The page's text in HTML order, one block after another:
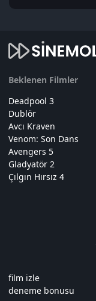
Beklenen Filmler
Deadpool 3
Dublör
Avcı Kraven
Venom: Son Dans
Avengers 5
Gladyatör 2
Çılgın Hırsız 4
film izle
deneme bonusu